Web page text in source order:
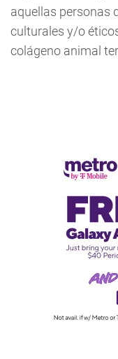
aquellas personas
culturales y/o
colágeno animal